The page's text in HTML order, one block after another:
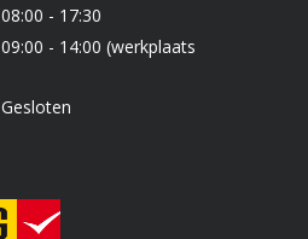
08:00 - 17:30
09:00 - 14:00 (werkplaats
Gesloten